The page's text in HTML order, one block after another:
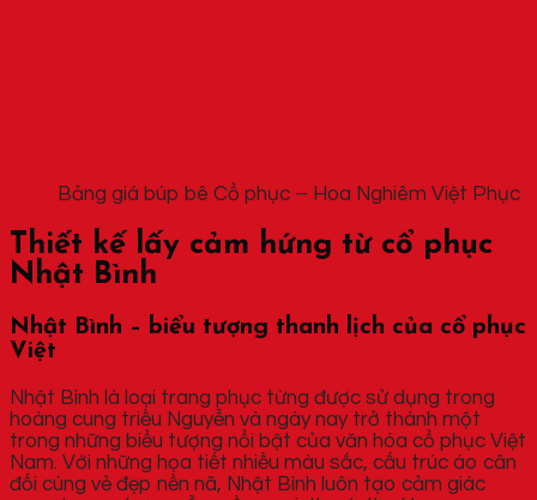
Bảng giá búp bê Cổ phục – Hoa Nghiêm Việt Phục
Thiết kế lấy cảm hứng từ cổ phục
Nhật Bình
Nhật Bình – biểu tượng thanh lịch của cổ phục
Việt
Nhật Bình là loại trang phục từng được sử dụng trong
hoàng cung triều Nguyễn và ngày nay trở thành một
trong những biểu tượng nổi bật của văn hóa cổ phục Việt
Nam. Với những họa tiết nhiều màu sắc, cấu trúc áo cân
đối cùng vẻ đẹp nền nã, Nhật Bình luôn tạo cảm giác